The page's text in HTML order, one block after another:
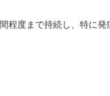
程度まで持続し、特に